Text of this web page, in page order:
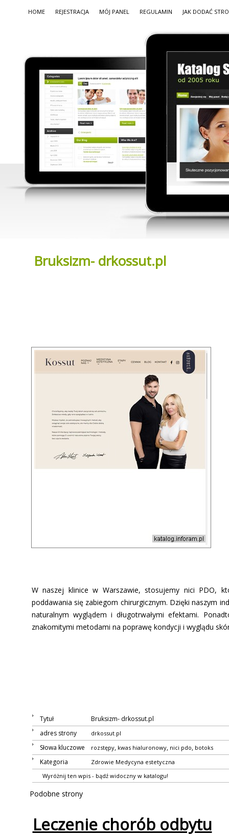
HOME REJESTRACJA MÓJ PANEL REGULAMIN JAK DODAĆ
Bruksizm- drkossut.pl
W naszej klinice w Warszawie, stosujemy nici PDO,
poddawania się zabiegom chirurgicznym. Dzięki naszym
naturalnym wyglądem i długotrwałymi efektami.
znakomitymi metodami na poprawę kondycji i wyglądu
Tytuł
Bruksizm- drkossut.pl
adres strony
drkossut.pl
Słowa kluczowe rozstępy, kwas hialuronowy, nici pdo, botoks
Kategoria Zdrowie Medycyna estetyczna
Wyróżnij ten wpis - bądź widoczny w katalogu!
Podobne strony
Leczenie chorób odbytu